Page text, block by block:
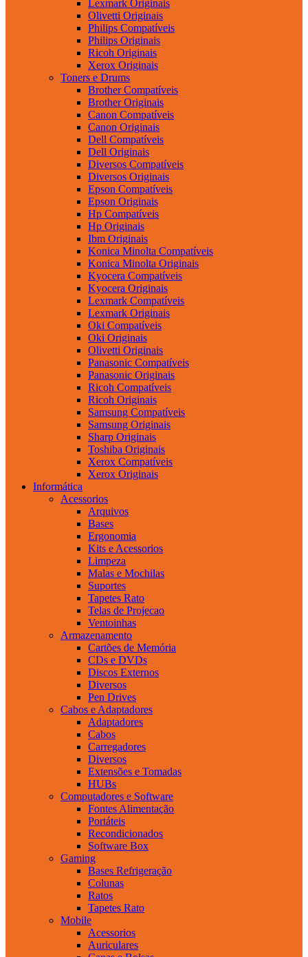
Lexmark Originais
Olivetti Originais
Philips Compatíveis
Philips Originais
Ricoh Originais
Xerox Originais
Toners e Drums
Brother Compatíveis
Brother Originais
Canon Compatíveis
Canon Originais
Dell Compatíveis
Dell Originais
Diversos Compatíveis
Diversos Originais
Epson Compatíveis
Epson Originais
Hp Compatíveis
Hp Originais
Ibm Originais
Konica Minolta Compatíveis
Konica Minolta Originais
Kyocera Compatíveis
Kyocera Originais
Lexmark Compatíveis
Lexmark Originais
Oki Compatíveis
Oki Originais
Olivetti Originais
Panasonic Compatíveis
Panasonic Originais
Ricoh Compatíveis
Ricoh Originais
Samsung Compatíveis
Samsung Originais
Sharp Originais
Toshiba Originais
Xerox Compatíveis
Xerox Originais
Informática
Acessorios
Arquivos
Bases
Ergonomia
Kits e Acessorios
Limpeza
Malas e Mochilas
Suportes
Tapetes Rato
Telas de Projecao
Ventoinhas
Armazenamento
Cartões de Memória
CDs e DVDs
Discos Externos
Diversos
Pen Drives
Cabos e Adaptadores
Adaptadores
Cabos
Carregadores
Diversos
Extensões e Tomadas
HUBs
Computadores e Software
Fontes Alimentação
Portáteis
Recondicionados
Software Box
Gaming
Bases Refrigeração
Colunas
Ratos
Tapetes Rato
Mobile
Acessorios
Auriculares